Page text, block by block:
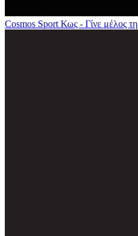
Cosmos Sport Κως - Γίνε μέλος